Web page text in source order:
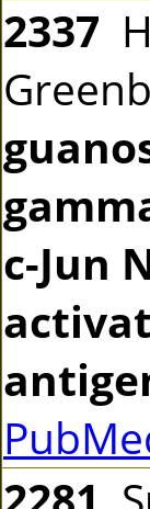
2337
c-Jun